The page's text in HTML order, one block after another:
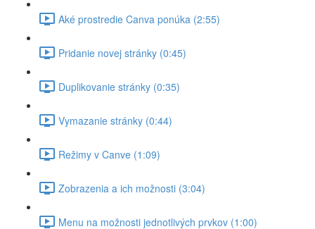
Aké prostredie Canva ponúka (2:55)
Pridanie novej stránky (0:45)
Duplikovanie stránky (0:35)
Vymazanie stránky (0:44)
Režimy v Canve (1:09)
Zobrazenia a ich možnosti (3:04)
Menu na možnosti jednotlivých prvkov (1:00)